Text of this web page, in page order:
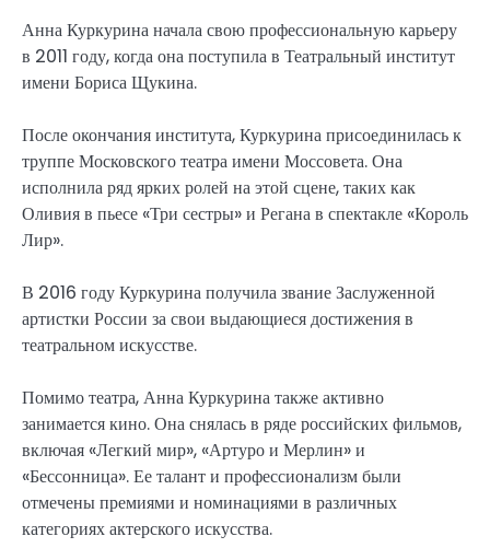
Анна Куркурина начала свою профессиональную карьеру
в 2011 году, когда она поступила в Театральный институт
имени Бориса Щукина.
После окончания института, Куркурина присоединилась к
труппе Московского театра имени Моссовета. Она
исполнила ряд ярких ролей на этой сцене, таких как
Оливия в пьесе «Три сестры» и Регана в спектакле «Король
Лир».
В 2016 году Куркурина получила звание Заслуженной
артистки России за свои выдающиеся достижения в
театральном искусстве.
Помимо театра, Анна Куркурина также активно
занимается кино. Она снялась в ряде российских фильмов,
включая «Легкий мир», «Артуро и Мерлин» и
«Бессонница». Ее талант и профессионализм были
отмечены премиями и номинациями в различных
категориях актерского искусства.